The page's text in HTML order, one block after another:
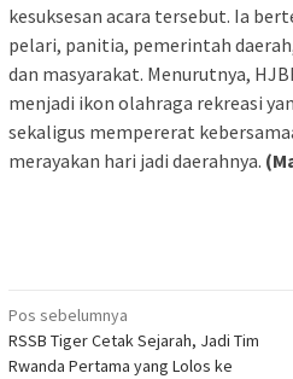
kesuksesan acara tersebut. Ia
pelari, panitia, pemerintah
dan masyarakat. Menurutnya,
menjadi ikon olahraga rekreasi
sekaligus mempererat
merayakan hari jadi daerahnya.
Navigasi
pos
Pos sebelumnya
RSSB Tiger Cetak Sejarah, Jadi Tim
Rwanda Pertama yang Lolos ke